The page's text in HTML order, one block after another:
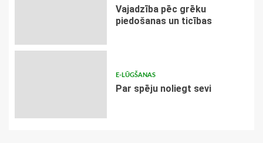
Vajadzība pēc grēku
piedošanas un ticības
E-LŪGŠANAS
Par spēju noliegt sevi